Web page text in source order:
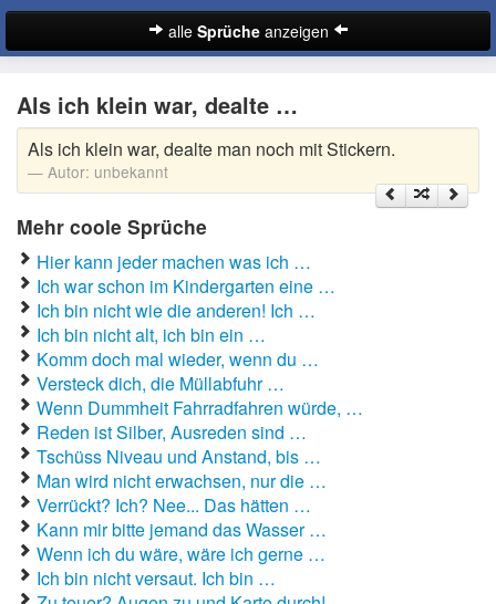
alle Sprücheanzeigen
Abschiedssprüche
Anmachsprüche
Coole Sprüche
Dumme Sprüche
Englische Sprüche
Facebook Sprüche
Fußballsprüche
Gute Nacht Sprüche
Gute Sprüche
Guten Morgen Sprüche
Als ich klein war, dealte …
Als ich klein war, dealte man noch mit Stickern.
Autor: unbekannt
Mehr coole Sprüche
Hier kann jeder machen was ich …
Ich war schon im Kindergarten eine …
Ich bin nicht wie die anderen! Ich …
Ich bin nicht alt, ich bin ein …
Komm doch mal wieder, wenn du …
Versteck dich, die Müllabfuhr …
Wenn Dummheit Fahrradfahren würde, …
Reden ist Silber, Ausreden sind …
Tschüss Niveau und Anstand, bis …
Man wird nicht erwachsen, nur die …
Verrückt? Ich? Nee... Das hätten …
Kann mir bitte jemand das Wasser …
Wenn ich du wäre, wäre ich gerne …
Ich bin nicht versaut. Ich bin …